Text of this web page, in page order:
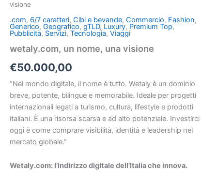
visione
.com, 6/7 caratteri, Cibi e bevande, Commercio, Fashion,
Generico, Geografico, gTLD, Luxury, Premium Top,
Pubblicità, Servizi, Tecnologia, Viaggi
wetaly.com, un nome, una visione
€50.000,00
“Nel mondo digitale, il nome è tutto. Wetaly è un dominio
breve, potente, bilingue e memorabile. Ideale per progetti
internazionali legati a turismo, cultura, lifestyle e prodotti
italiani. È una risorsa scarsa e ad alto potenziale. Investirci
oggi è come comprare visibilità, identità e leadership nel
mercato globale.”
Wetaly.com: l’indirizzo digitale dell’Italia che innova.